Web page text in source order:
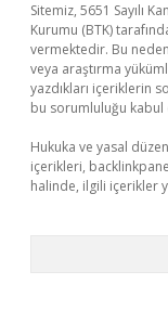
Sitemiz, 5651 Sayılı
Kurumu (BTK)
vermektedir. Bu
veya araştırma
yazdıkları içeriklerin
bu sorumluluğu kabul
Hukuka ve yasal
içerikleri,
halinde, ilgili içerikler